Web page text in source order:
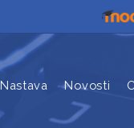
Nastava Novosti